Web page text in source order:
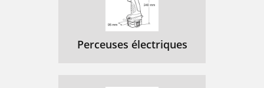
Perceuses électriques